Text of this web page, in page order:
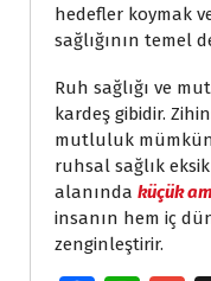
hedefler koymak
sağlığının temel
Ruh sağlığı ve
kardeş gibidir.
mutluluk
ruhsal sağlık
alanında küçük
insanın hem iç
zenginleştirir.